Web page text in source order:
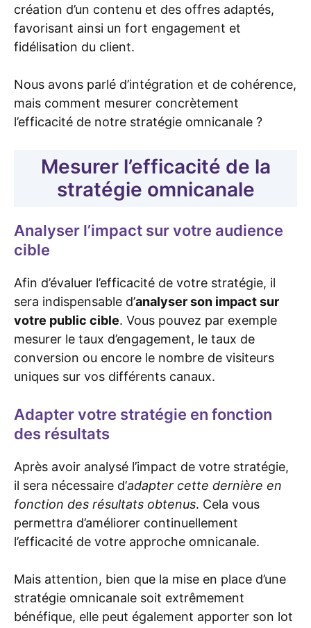
création d’un contenu et des offres adaptés,
favorisant ainsi un fort engagement et
fidélisation du client.
Nous avons parlé d’intégration et de cohérence,
mais comment mesurer concrètement
l’efficacité de notre stratégie omnicanale ?
Mesurer l’efficacité de la
stratégie omnicanale
Analyser l’impact sur votre audience
cible
Afin d’évaluer l’efficacité de votre stratégie, il
sera indispensable d’analyser son impact sur
votre public cible. Vous pouvez par exemple
mesurer le taux d’engagement, le taux de
conversion ou encore le nombre de visiteurs
uniques sur vos différents canaux.
Adapter votre stratégie en fonction
des résultats
Après avoir analysé l’impact de votre stratégie,
il sera nécessaire d’adapter cette dernière en
fonction des résultats obtenus. Cela vous
permettra d’améliorer continuellement
l’efficacité de votre approche omnicanale.
Mais attention, bien que la mise en place d’une
stratégie omnicanale soit extrêmement
bénéfique, elle peut également apporter son lot